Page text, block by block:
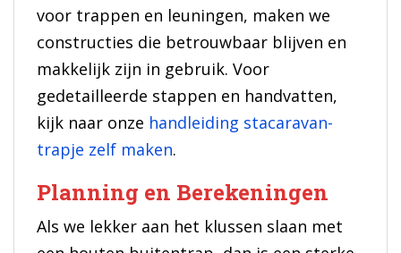
voor trappen en leuningen, maken we
constructies die betrouwbaar blijven en
makkelijk zijn in gebruik. Voor
gedetailleerde stappen en handvatten,
kijk naar onze handleiding stacaravan-
trapje zelf maken.
Planning en Berekeningen
Als we lekker aan het klussen slaan met